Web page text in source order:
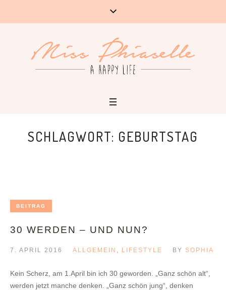
SCHLAGWORT: GEBURTSTAG
BEITRAG
30 WERDEN – UND NUN?
7. APRIL 2016 ALLGEMEIN LIFESTYLE BY SOPHIA
Kein Scherz, am 1.April bin ich 30 geworden. „Ganz schön alt“,
werden jetzt manche denken. „Ganz schön jung“, denken